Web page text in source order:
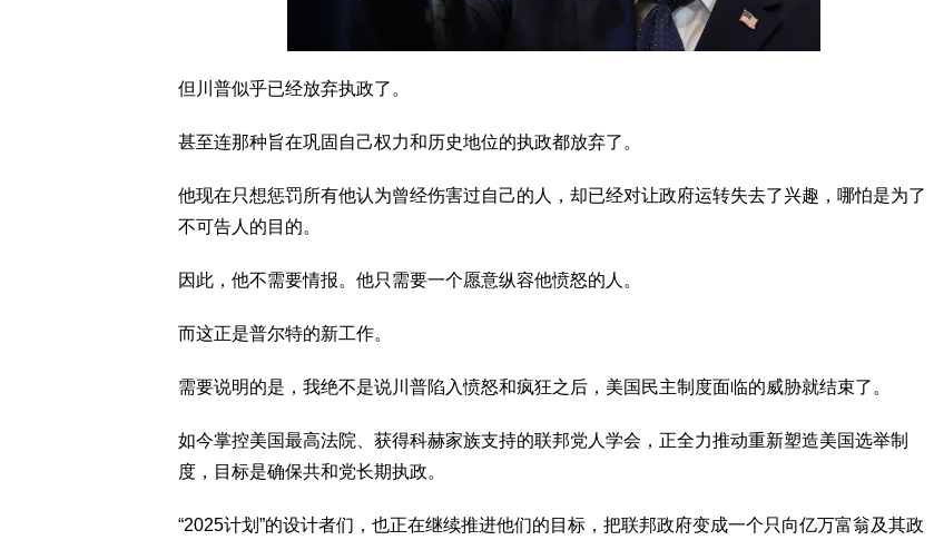
但川普似乎已经放弃执政了。
甚至连那种旨在巩固自己权力和历史地位的执政都放弃了。
他现在只想惩罚所有他认为曾经伤害过自己的人，却已经对让政府运转失去了兴趣，哪怕是为了
不可告人的目的。
因此，他不需要情报。他只需要一个愿意纵容他愤怒的人。
而这正是普尔特的新工作。
需要说明的是，我绝不是说川普陷入愤怒和疯狂之后，美国民主制度面临的威胁就结束了。
如今掌控美国最高法院、获得科赫家族支持的联邦党人学会，正全力推动重新塑造美国选举制
度，目标是确保共和党长期执政。
“2025计划”的设计者们，也正在继续推进他们的目标，把联邦政府变成一个只向亿万富翁及其政